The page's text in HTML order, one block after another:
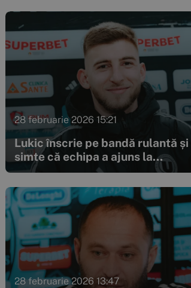
28 februarie 2026 15:21
Lukic înscrie pe bandă rulantă și
simte că echipa a ajuns la...
28 februarie 2026 13:47